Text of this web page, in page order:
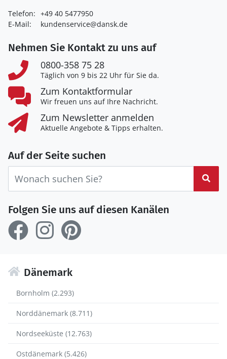
Telefon: +49 40 5477950
E-Mail:
kundenservice@dansk.de
Nehmen Sie Kontakt zu uns auf
0800-358 75 28
Täglich von 9 bis 22 Uhr für Sie da.
Zum Kontaktformular
Wir freuen uns auf Ihre Nachricht.
Zum Newsletter anmelden
Aktuelle Angebote & Tipps erhalten.
Auf der Seite suchen
Folgen Sie uns auf diesen Kanälen
Dänemark
Bornholm (2.293)
Norddänemark (8.711)
Nordseeküste (12.763)
Ostdänemark (5.426)